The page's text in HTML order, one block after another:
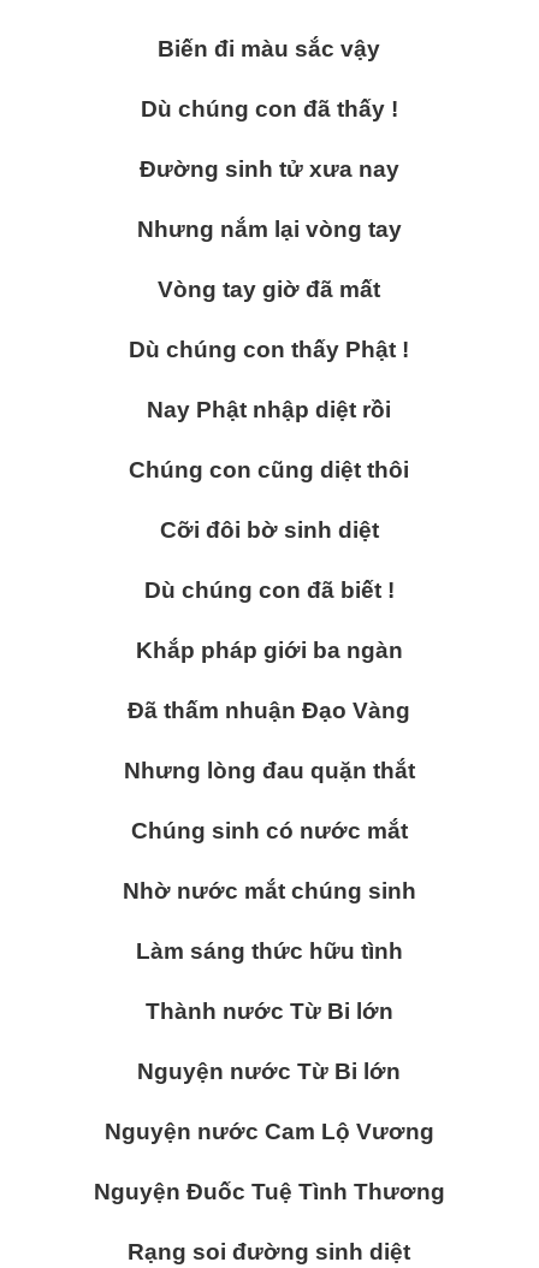
Biến đi màu sắc vậy
Dù chúng con đã thấy !
Đường sinh tử xưa nay
Nhưng nắm lại vòng tay
Vòng tay giờ đã mất
Dù chúng con thấy Phật !
Nay Phật nhập diệt rồi
Chúng con cũng diệt thôi
Cỡi đôi bờ sinh diệt
Dù chúng con đã biết !
Khắp pháp giới ba ngàn
Đã thấm nhuận Đạo Vàng
Nhưng lòng đau quặn thắt
Chúng sinh có nước mắt
Nhờ nước mắt chúng sinh
Làm sáng thức hữu tình
Thành nước Từ Bi lớn
Nguyện nước Từ Bi lớn
Nguyện nước Cam Lộ Vương
Nguyện Đuốc Tuệ Tình Thương
Rạng soi đường sinh diệt